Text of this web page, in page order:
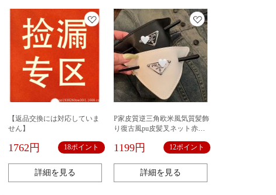
【返品交換には対応していま
せん】
1762円 18ポイント
詳細を見る
P家皮質逆三角欧米風気質髪飾
り復古風pu皮髪叉ネット赤ヘ
1199円 12ポイント
詳細を見る